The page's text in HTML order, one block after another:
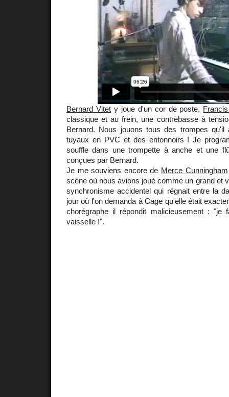
Bernard Vitety joue d'un cor de poste,
classique et au frein, une contrebasse à
Bernard. Nous jouons tous des trompes qu'il
tuyaux en PVC et des entonnoirs ! Je
souffle dans une trompette à anche et une
conçues par Bernard.
Je me souviens encore de Merce Cunningham
scène où nous avions joué comme un grand et
synchronisme accidentel qui régnait entre la
jour où l'on demanda à Cage qu'elle était
chorégraphe il répondit malicieusement :
vaisselle !".